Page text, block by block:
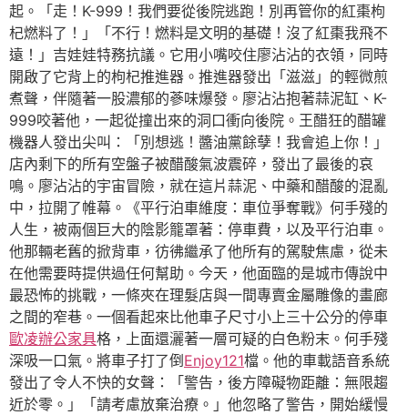
起。「走！K-999！我們要從後院逃跑！別再管你的紅棗枸
杞燃料了！」「不行！燃料是文明的基礎！沒了紅棗我飛不
遠！」吉娃娃特務抗議。它用小嘴咬住廖沾沾的衣領，同時
開啟了它背上的枸杞推進器。推進器發出「滋滋」的輕微煎
煮聲，伴隨著一股濃郁的蔘味爆發。廖沾沾抱著蒜泥缸、K-
999咬著他，一起從撞出來的洞口衝向後院。王醋狂的醋罐
機器人發出尖叫：「別想逃！醬油黨餘孽！我會追上你！」
店內剩下的所有空盤子被醋酸氣波震碎，發出了最後的哀
鳴。廖沾沾的宇宙冒險，就在這片蒜泥、中藥和醋酸的混亂
中，拉開了帷幕。《平行泊車維度：車位爭奪戰》何手殘的
人生，被兩個巨大的陰影籠罩著：停車費，以及平行泊車。
他那輛老舊的掀背車，彷彿繼承了他所有的駕駛焦慮，從未
在他需要時提供過任何幫助。今天，他面臨的是城市傳說中
最恐怖的挑戰，一條夾在理髮店與一間專賣金屬雕像的畫廊
之間的窄巷。一個看起來比他車子尺寸小上三十公分的停車
歐凌辦公家具格，上面還灑著一層可疑的白色粉末。何手殘
深吸一口氣。將車子打了倒 Enjoy121檔。他的車載語音系統
發出了令人不快的女聲：「警告，後方障礙物距離：無限趨
近於零。」「請考慮放棄治療。」他忽略了警告，開始緩慢